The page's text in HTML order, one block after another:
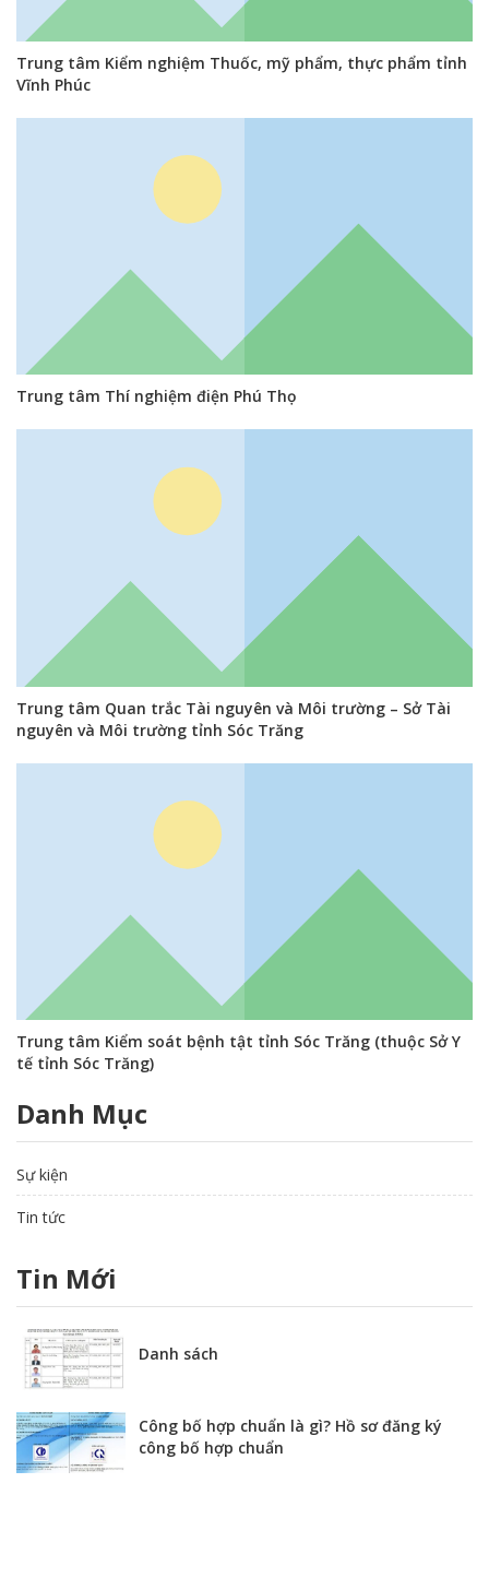
Trung tâm Kiểm nghiệm Thuốc, mỹ phẩm, thực phẩm tỉnh
Vĩnh Phúc
Trung tâm Thí nghiệm điện Phú Thọ
Trung tâm Quan trắc Tài nguyên và Môi trường – Sở Tài
nguyên và Môi trường tỉnh Sóc Trăng
Trung tâm Kiểm soát bệnh tật tỉnh Sóc Trăng (thuộc Sở Y
tế tỉnh Sóc Trăng)
Danh Mục
Sự kiện
Tin tức
Tin Mới
Danh sách
Công bố hợp chuẩn là gì? Hồ sơ đăng ký
công bố hợp chuẩn